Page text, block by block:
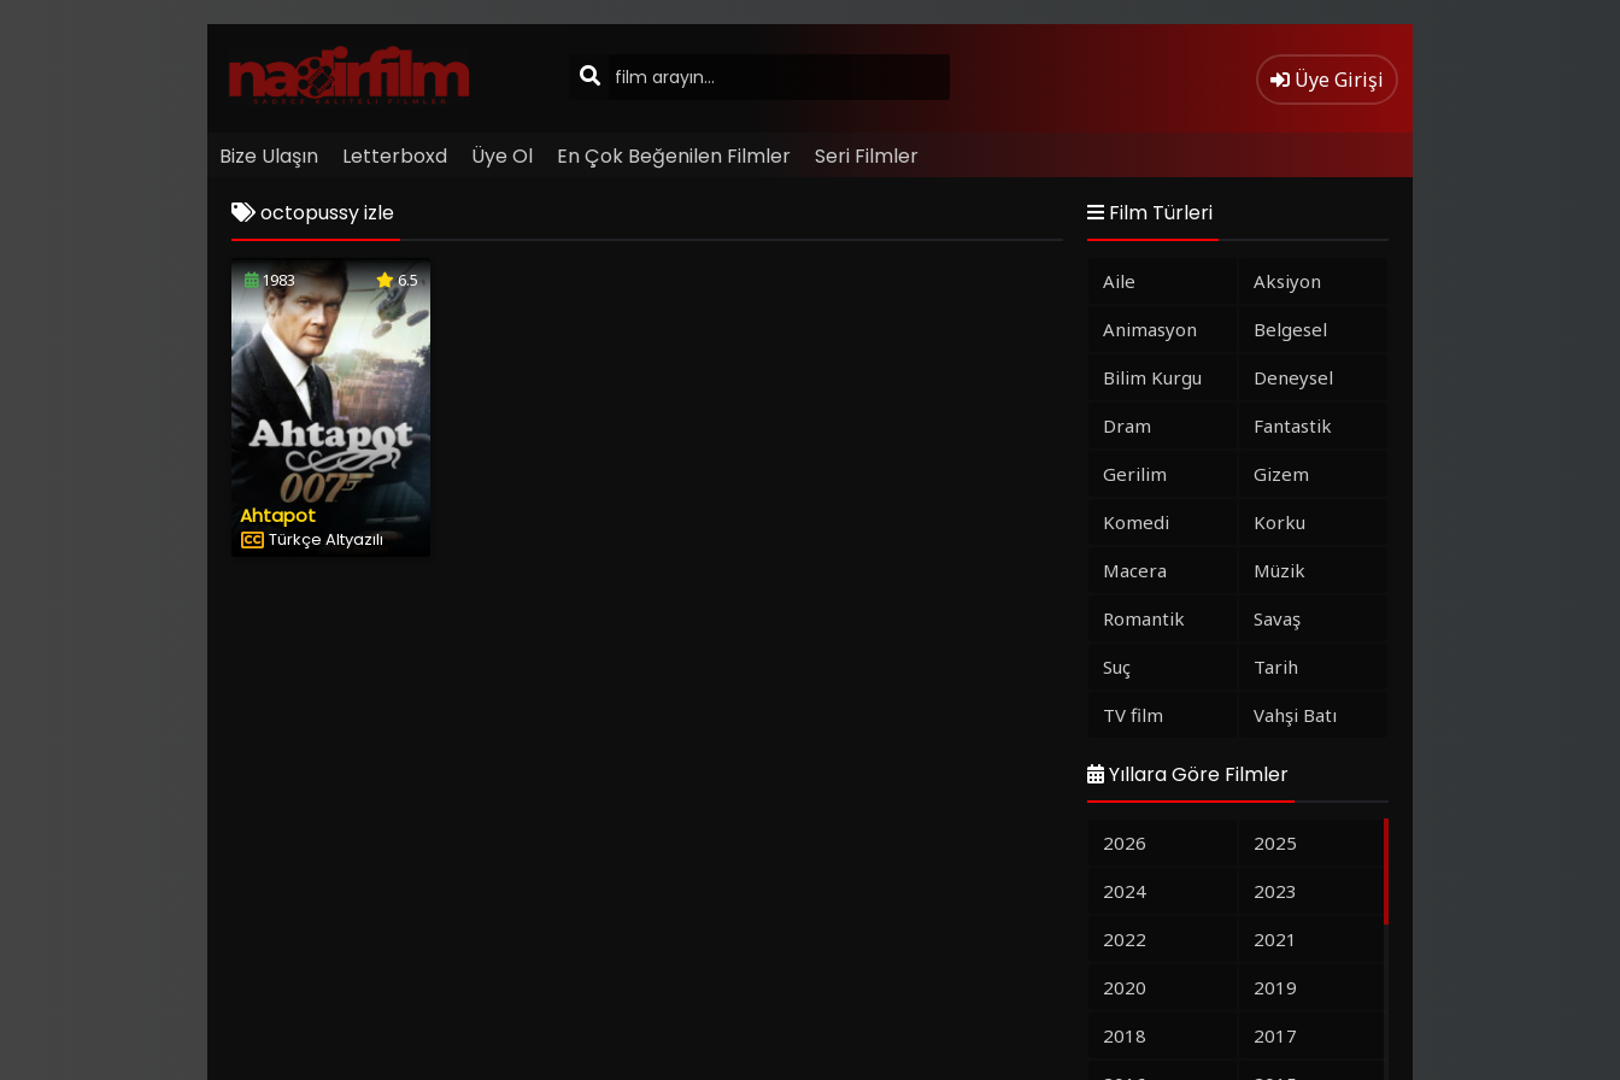
Üye Girişi
Bize Ulaşın Letterboxd Üye Ol En Çok Beğenilen Filmler Seri Filmler
octopussy izle
1983 6.5
Ahtapot
Türkçe Altyazılı
Film Türleri
Aile
Aksiyon
Animasyon
Belgesel
Bilim Kurgu
Deneysel
Dram
Fantastik
Gerilim
Gizem
Komedi
Korku
Macera
Müzik
Romantik
Savaş
Suç
Tarih
TV film
Vahşi Batı
Yıllara Göre Filmler
2026
2025
2024
2023
2022
2021
2020
2019
2018
2017